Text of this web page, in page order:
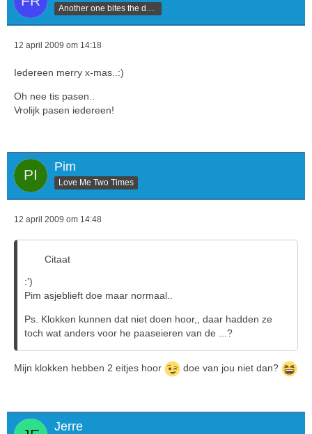
12 april 2009 om 14:18
Iedereen merry x-mas..:)
Oh nee tis pasen..
Vrolijk pasen iedereen!
Pim
Love Me Two Times
12 april 2009 om 14:48
Citaat
:')
Pim asjeblieft doe maar normaal..
Ps. Klokken kunnen dat niet doen hoor,, daar hadden ze
toch wat anders voor he paaseieren van de ...?
Mijn klokken hebben 2 eitjes hoor doe van jou niet dan?
Jerre